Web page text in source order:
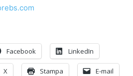
Facebook LinkedIn
X Stampa E-mail